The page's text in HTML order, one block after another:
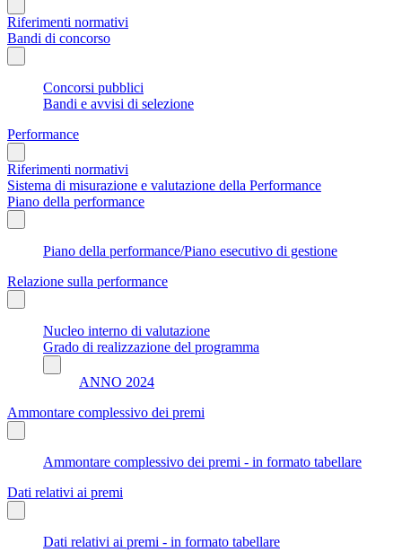
Riferimenti normativi
Bandi di concorso
Concorsi pubblici
Bandi e avvisi di selezione
Performance
Riferimenti normativi
Sistema di misurazione e valutazione della Performance
Piano della performance
Piano della performance/Piano esecutivo di gestione
Relazione sulla performance
Nucleo interno di valutazione
Grado di realizzazione del programma
ANNO 2024
Ammontare complessivo dei premi
Ammontare complessivo dei premi - in formato tabellare
Dati relativi ai premi
Dati relativi ai premi - in formato tabellare